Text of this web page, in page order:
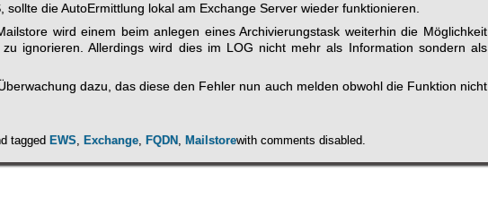
sollte die AutoErmittlung lokal am Exchange Server wieder funktionieren.
wird einem beim anlegen eines Archivierungstask weiterhin die Möglichkeit
zu ignorieren. Allerdings wird dies im LOG nicht mehr als Information sondern als
dazu, das diese den Fehler nun auch melden obwohl die Funktion nicht
tagged EWS Exchange FQDN Mailstorewithcomments disabled